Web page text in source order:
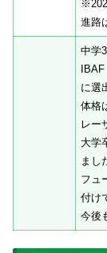
進路
中学
IBAF
に選
体格
レー
大学
まし
フュ
付け
今後